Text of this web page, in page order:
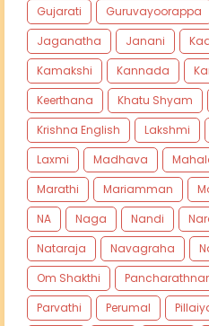
Gujarati
Guruvayoorappa
Jaganatha
Janani
Kamakshi
Kannada
Keerthana
Khatu Shyam
Krishna English
Lakshmi
Laxmi
Madhava
Marathi
Mariamman
NA
Naga Nandi
Nataraja
Navagraha
Om Shakthi
Parvathi
Perumal